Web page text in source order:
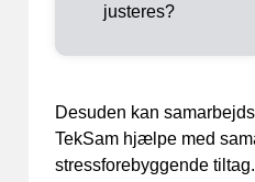
justeres?
Desuden kan
TekSam hjælpe med
stressforebyggende tiltag.